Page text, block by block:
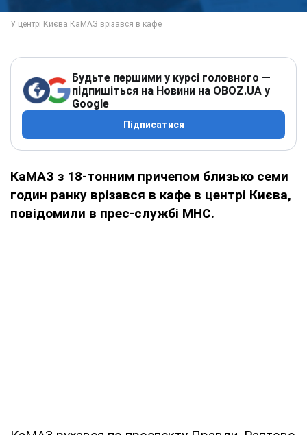
Будьте першими у курсі головного —
підпишіться на Новини на OBOZ.UA у
Google
Підписатися
КаМАЗ з 18-тонним причепом близько семи
годин ранку врізався в кафе в центрі Києва,
повідомили в прес-службі МНС.